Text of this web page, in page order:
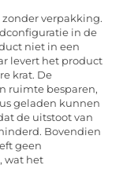
verpakking.
in de
niet in een
levert het product
krat. De
ruimte besparen,
geladen kunnen
de uitstoot van
Bovendien
geen
wat het